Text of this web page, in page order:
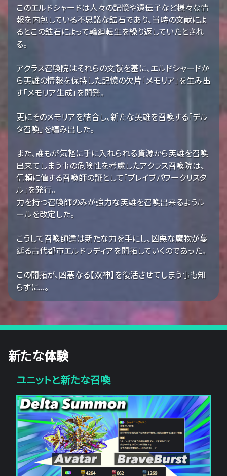
このエルドシャードは人々の記憶や遺伝子など様々な情
報を内包している不思議な鉱石であり、当時の文献によ
るとこの鉱石によって輪廻転生を繰り返していたとされ
る。
アクラス召喚院はそれらの文献を基に、エルドシャードか
ら英雄の情報を保持した記憶の欠片「メモリア」を生み出
す「メモリア生成」を開発。
更にそのメモリアを結合し、新たな英雄を召喚する「デル
タ召喚」を編み出した。
また、誰もが気軽に手に入れられる資源から英雄を召喚
出来てしまう事の危険性を考慮したアクラス召喚院は、
信頼に値する召喚師の証として「ブレイブパワークリスタ
ル」を発行。
力を持つ召喚師のみが強力な英雄を召喚出来るようル
ールを改定した。
こうして召喚師達は新たな力を手にし、凶悪な魔物が蔓
延る古代都市エルドラディアを開拓していくのであった。
この開拓が、凶悪なる【双神】を復活させてしまう事も知
らずに...。
新たな体験
ユニットと新たな召喚